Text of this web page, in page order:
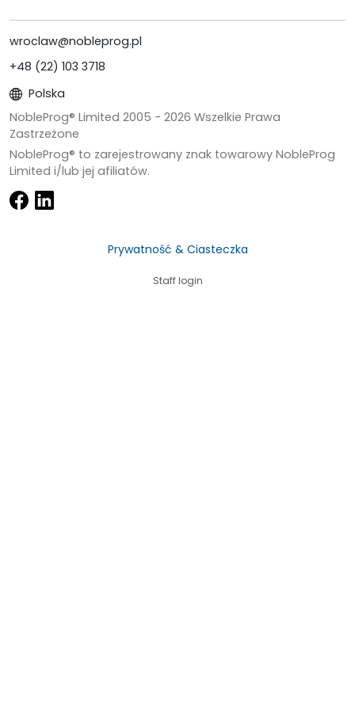
wroclaw@nobleprog.pl
+48 (22) 103 3718
Polska
NobleProg® Limited 2005 - 2026 Wszelkie Prawa
Zastrzeżone
NobleProg® to zarejestrowany znak towarowy NobleProg
Limited i/lub jej afiliatów.
Prywatność & Ciasteczka
Staff login